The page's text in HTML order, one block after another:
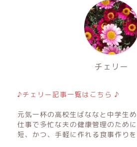
チェリー
♪チェリー記事一覧はこちら ♪
元気一杯の高校生ばななと中学生
仕事で多忙な夫の健康管理のため
短、かつ、手軽に作れる食事作り